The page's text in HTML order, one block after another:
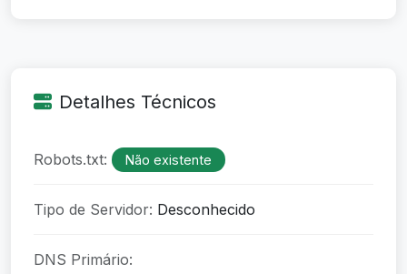
Detalhes Técnicos
Robots.txt: Não existente
Tipo de Servidor: Desconhecido
DNS Primário: